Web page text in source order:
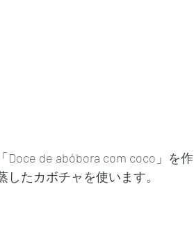
de abóbora com coco」を作
たカボチャを使います。